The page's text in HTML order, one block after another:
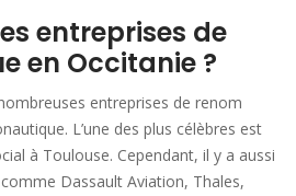
entreprises de
en Occitanie ?
entreprises de renom
L’une des plus célèbres est
à Toulouse. Cependant, il y a aussi
Dassault Aviation, Thales,